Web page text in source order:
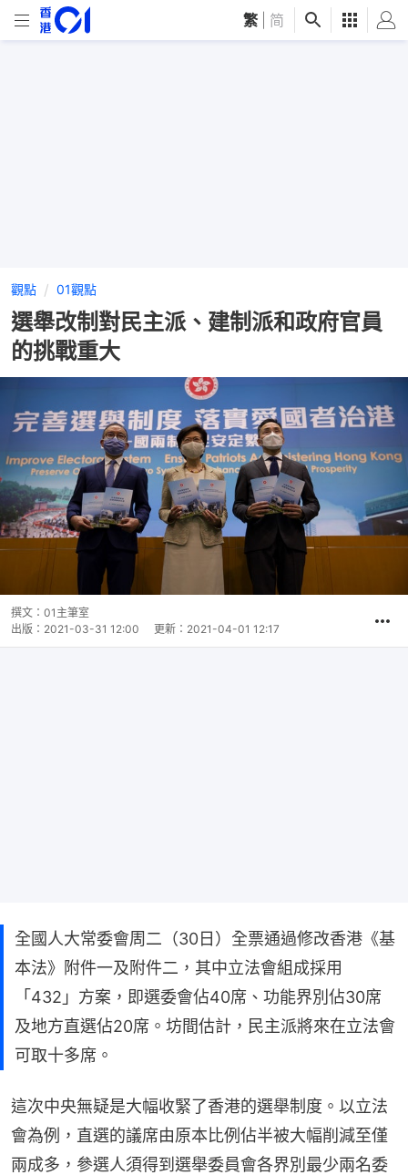
繁 简
觀點 01觀點
選舉改制對民主派、建制派和政府官員
的挑戰重大
撰文： 01主筆室
出版： 2021-03-31 12:00 更新： 2021-04-01 12:17
全國人大常委會周二（30日）全票通過修改香港《基
本法》附件一及附件二，其中立法會組成採用
「432」方案，即選委會佔40席、功能界別佔30席
及地方直選佔20席。坊間估計，民主派將來在立法會
可取十多席。
這次中央無疑是大幅收緊了香港的選舉制度。以立法
會為例，直選的議席由原本比例佔半被大幅削減至僅
兩成多，參選人須得到選舉委員會各界別最少兩名委